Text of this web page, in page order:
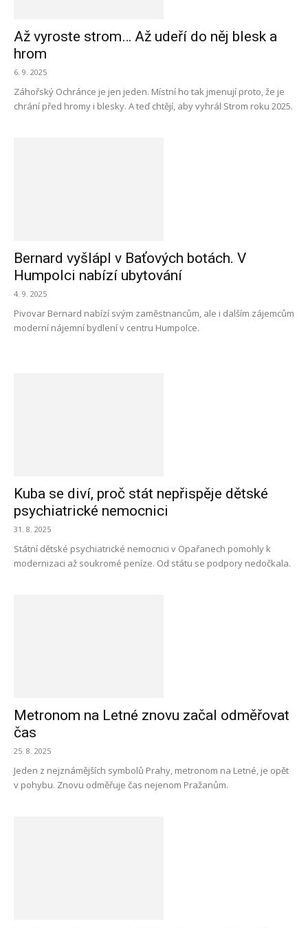
Až vyroste strom… Až udeří do něj blesk a
hrom
6. 9. 2025
Záhořský Ochránce je jen jeden. Místní ho tak jmenují proto, že je
chrání před hromy i blesky. A teď chtějí, aby vyhrál Strom roku 2025.
Bernard vyšlápl v Baťových botách. V
Humpolci nabízí ubytování
4. 9. 2025
Pivovar Bernard nabízí svým zaměstnancům, ale i dalším zájemcům
moderní nájemní bydlení v centru Humpolce.
Kuba se diví, proč stát nepřispěje dětské
psychiatrické nemocnici
31. 8. 2025
Státní dětské psychiatrické nemocnici v Opařanech pomohly k
modernizaci až soukromé peníze. Od státu se podpory nedočkala.
Metronom na Letné znovu začal odměřovat
čas
25. 8. 2025
Jeden z nejznámějších symbolů Prahy, metronom na Letné, je opět
v pohybu. Znovu odměřuje čas nejenom Pražanům.